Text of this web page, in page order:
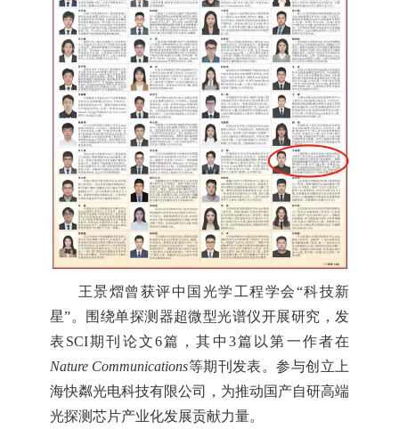
王景熠曾获评中国光学工程学会“科技新
星”。围绕单探测器超微型光谱仪开展研究，发
表SCI期刊论文6篇，其中3篇以第一作者在
Nature Communications等期刊发表。参与创立上
海快粼光电科技有限公司，为推动国产自研高端
光探测芯片产业化发展贡献力量。